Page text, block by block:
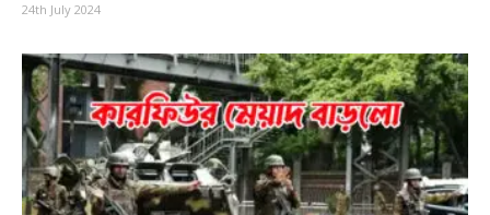
24th July 2024